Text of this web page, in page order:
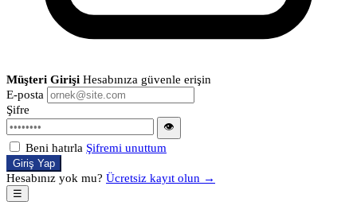
Müşteri Girişi Hesabınıza güvenle erişin
E-posta
Şifre
👁
Beni hatırla Şifremi unuttum
Giriş Yap
Hesabınız yok mu? Ücretsiz kayıt olun →
☰